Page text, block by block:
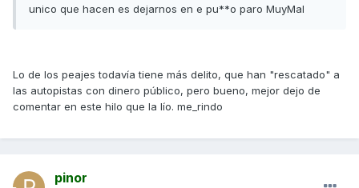
unico que hacen es dejarnos en e pu**o paro MuyMal
Lo de los peajes todavía tiene más delito, que han "rescatado" a
las autopistas con dinero público, pero bueno, mejor dejo de
comentar en este hilo que la lío. me_rindo
pinor